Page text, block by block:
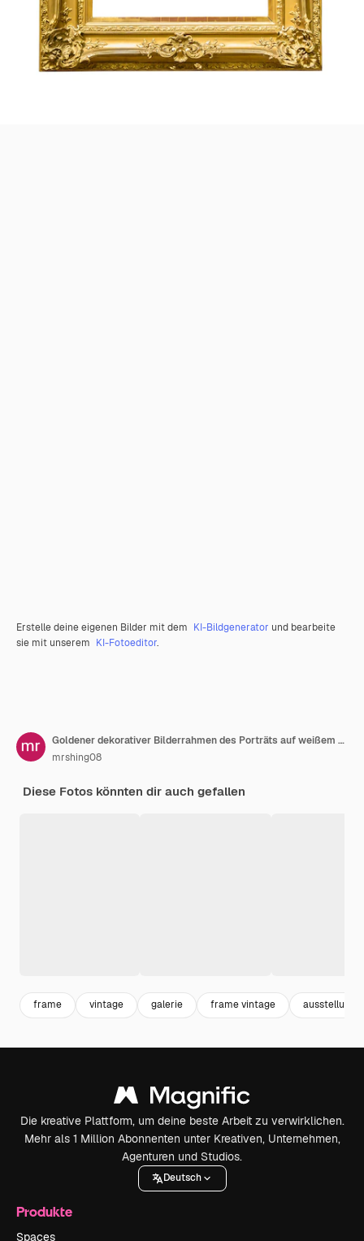
Erstelle deine eigenen Bilder mit dem KI-Bildgenerator und bearbeite
sie mit unserem KI-Fotoeditor.
Goldener dekorativer Bilderrahmen des Porträts auf weißem Hintergrund
mrshing08
Diese Fotos könnten dir auch gefallen
frame vintage galerie frame vintage ausstellung
Die kreative Plattform, um deine beste Arbeit zu verwirklichen.
Mehr als 1 Million Abonnenten unter Kreativen, Unternehmen,
Agenturen und Studios.
Deutsch
Produkte
Spaces